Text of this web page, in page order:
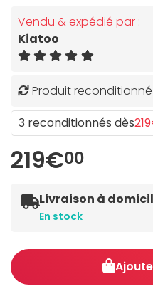
Vendu & expédié par :
Kiatoo
Produit reconditionné
3 reconditionnés dès
219€00
Livraison à
En stock